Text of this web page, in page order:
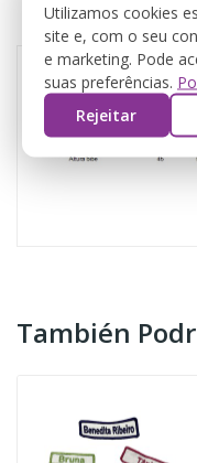
También
Utilizamos cookies
site e, com o seu
e marketing. Pode
suas preferências.
Rejeitar